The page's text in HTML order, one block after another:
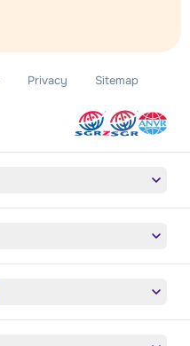
Privacy Sitemap